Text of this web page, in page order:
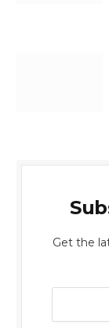
Get the